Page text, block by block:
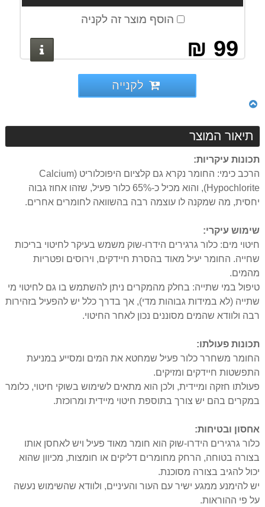
הוסף מוצר זה לקניה
99 ₪ פרטים
לקנייה
תיאור המוצר
תכונות עיקריות:
הרכב כימי: החומר נקרא גם קלציום היפוכלוריט (Calcium
Hypochlorite), והוא מכיל כ-65% כלור פעיל, שזהו אחוז גבוה
יחסית, מה שמקנה לו עוצמה רבה בהשוואה לחומרים אחרים.
שימוש עיקרי:
חיטוי מים: כלור גרגירים הידרו-שוק משמש בעיקר לחיטוי בריכות
שחייה. החומר יעיל מאוד בהסרת חיידקים, וירוסים ופטריות
מהמים.
טיפול במי שתייה: בחלק מהמקרים ניתן להשתמש בו גם לחיטוי מי
שתייה (לא במידות גבוהות מדי), אך בדרך כלל יש להפעיל בזהירות
רבה ולוודא שהמים מסוננים נכון לאחר החיטוי.
תכונות פעולתו:
החומר משחרר כלור פעיל שמחטא את המים ומסייע במניעת
התפשטות חיידקים ומזיקים.
פעולתו חזקה ומיידית, ולכן הוא מתאים לשימוש בשוקי חיטוי, כלומר
במקרים בהם יש צורך בתוספת חיטוי מיידית ומרוכזת.
אחסון ובטיחות:
כלור גרגירים הידרו-שוק הוא חומר מאוד פעיל ויש לאחסן אותו
בצורה בטוחה, הרחק מחומרים דליקים או חומצות, מכיוון שהוא
יכול להגיב בצורה מסוכנת.
יש להימנע ממגע ישיר עם העור והעיניים, ולוודא שהשימוש נעשה
על פי ההוראות.